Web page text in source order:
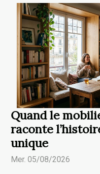
Quand le
raconte
unique
Mer. 05/08/2026